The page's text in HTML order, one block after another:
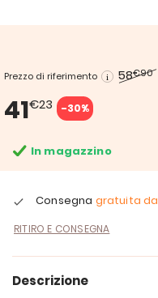
Prezzo di riferimento 58€90
41€23 -30%
In magazzino
Consegna gratuita da
RITIRO E CONSEGNA
Descrizione